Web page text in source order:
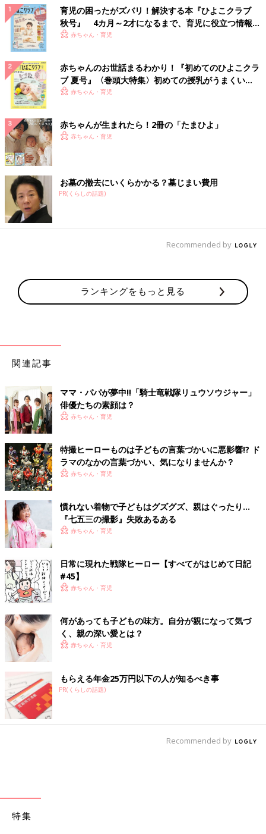
育児の困ったがズバリ！解決する本『ひよこクラブ
秋号』 4カ月～2才になるまで、育児に役立つ情報が
いっぱい！
赤ちゃん・育児
赤ちゃんのお世話まるわかり！『初めてのひよこクラ
ブ 夏号』〈巻頭大特集〉初めての授乳がうまくい
く！ おっぱい・ミルクの基本と夏のトラブル 解決テ
赤ちゃん・育児
赤ちゃんが生まれたら！2冊の「たまひよ」
赤ちゃん・育児
お墓の撤去にいくらかかる？墓じまい費用
PR(くらしの話題)
Recommended by
ランキングをもっと見る
関連記事
ママ・パパが夢中‼「騎士竜戦隊リュウソウジャー」
俳優たちの素顔は？
赤ちゃん・育児
特撮ヒーローものは子どもの言葉づかいに悪影響!? ド
ラマのなかの言葉づかい、気になりませんか？
赤ちゃん・育児
慣れない着物で子どもはグズグズ、親はぐったり…
『七五三の撮影』失敗あるある
赤ちゃん・育児
日常に現れた戦隊ヒーロー【すべてがはじめて日記
#45】
赤ちゃん・育児
何があっても子どもの味方。自分が親になって気づ
く、親の深い愛とは？
赤ちゃん・育児
もらえる年金25万円以下の人が知るべき事
PR(くらしの話題)
Recommended by
特集